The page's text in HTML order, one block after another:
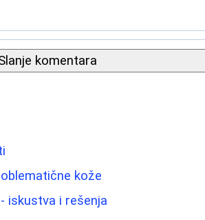
komentara
kože
iskustva i rešenja